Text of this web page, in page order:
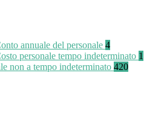
annuale del personale 4
personale tempo indeterminato 1
non a tempo indeterminato 420